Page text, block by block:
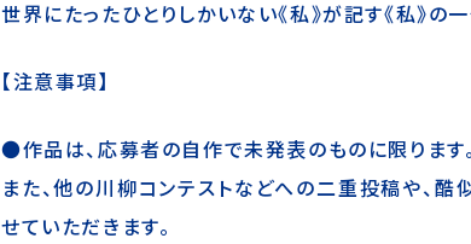
世界にたったひとりしかいない《私》が記す《私》の
【注意事項】
●作品は、応募者の自作で未発表のものに限ります
また、他の川柳コンテストなどへの二重投稿や、
せていただきます。